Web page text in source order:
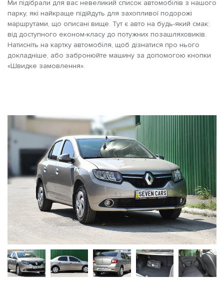
Ми підібрали для вас невеликий список автомобілів з нашого
парку, які найкраще підійдуть для захопливої подорожі
маршрутами, що описані вище. Тут є авто на будь-який смак:
від доступного економ-класу до потужних позашляховиків.
Натисніть на картку автомобіля, щоб дізнатися про нього
докладніше, або забронюйте машину за допомогою кнопки
«Швидке замовлення».